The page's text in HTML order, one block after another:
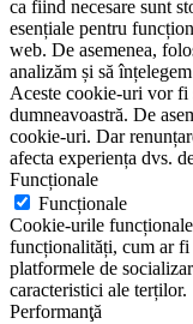
ca fiind necesare sunt
esențiale pentru
web. De asemenea,
analizăm și să
Aceste cookie-uri vor fi
dumneavoastră. De
cookie-uri. Dar
afecta experiența dvs.
Funcționale
Funcționale
Cookie-urile
funcționalități, cum ar
platformele de
caracteristici ale terților.
Performanţă